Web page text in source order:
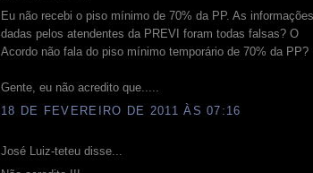
Eu não recebi o piso mínimo de 70% da PP. As informações
dadas pelos atendentes da PREVI foram todas falsas? O
Acordo não fala do piso mínimo temporário de 70% da PP?
Gente, eu não acredito que.....
18 DE FEVEREIRO DE 2011 ÀS 07:16
José Luiz-teteu disse...